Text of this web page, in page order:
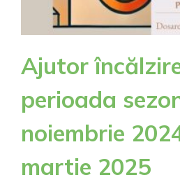
Ajutor
perioada
noiembrie
martie 2025